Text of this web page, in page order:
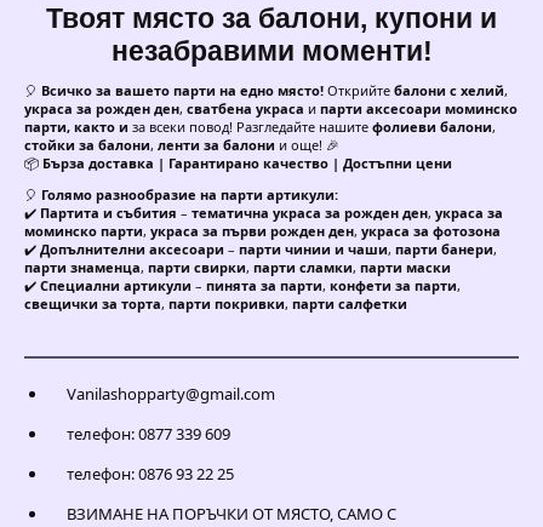
Твоят място за балони, купони и
незабравими моменти!
🎈 Всичко за вашето парти на едно място! Открийте балони с хелий,
украса за рожден ден, сватбена украса и парти аксесоари моминско
парти, както и за всеки повод! Разгледайте нашите фолиеви балони,
стойки за балони, ленти за балони и още! 🎉
📦 Бърза доставка | Гарантирано качество | Достъпни цени
🎈 Голямо разнообразие на парти артикули:
✔️ Партита и събития – тематична украса за рожден ден, украса за
моминско парти, украса за първи рожден ден, украса за фотозона
✔️ Допълнителни аксесоари – парти чинии и чаши, парти банери,
парти знаменца, парти свирки, парти сламки, парти маски
✔️ Специални артикули – пинята за парти, конфети за парти,
свещички за торта, парти покривки, парти салфетки
Vanilashopparty@gmail.com
телефон: 0877 339 609
телефон: 0876 93 22 25
ВЗИМАНЕ НА ПОРЪЧКИ ОТ МЯСТО, САМО С